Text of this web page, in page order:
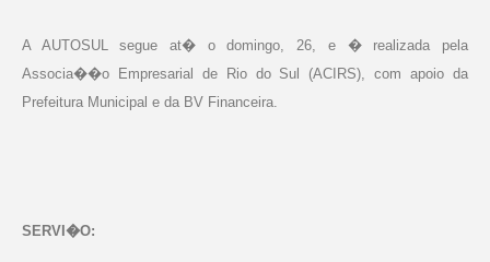
A AUTOSUL segue at� o domingo, 26, e � realizada pela
Associa��o Empresarial de Rio do Sul (ACIRS), com apoio da
Prefeitura Municipal e da BV Financeira.
SERVI�O: